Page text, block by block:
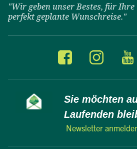
"Wir geben unser Bestes, für Ihre
perfekt geplante Wunschreise."
Sie möchten
Laufenden
Newsletter